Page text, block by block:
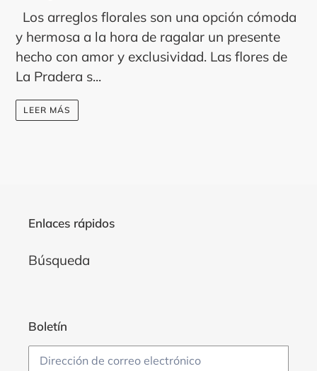
Los arreglos florales son una opción cómoda
y hermosa a la hora de ragalar un presente
hecho con amor y exclusividad. Las flores de
La Pradera s...
LEER MÁS
Enlaces rápidos
Búsqueda
Boletín